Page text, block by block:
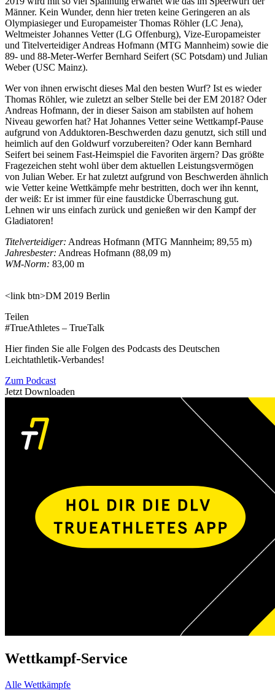
Männer. Kein Wunder, denn hier treten keine Geringeren an als
Olympiasieger und Europameister Thomas Röhler (LC Jena),
Weltmeister Johannes Vetter (LG Offenburg), Vize-Europameister
und Titelverteidiger Andreas Hofmann (MTG Mannheim) sowie die
89- und 88-Meter-Werfer Bernhard Seifert (SC Potsdam) und Julian
Weber (USC Mainz).
Wer von ihnen erwischt dieses Mal den besten Wurf? Ist es wieder
Thomas Röhler, wie zuletzt an selber Stelle bei der EM 2018? Oder
Andreas Hofmann, der in dieser Saison am stabilsten auf hohem
Niveau geworfen hat? Hat Johannes Vetter seine Wettkampf-Pause
aufgrund von Adduktoren-Beschwerden dazu genutzt, sich still und
heimlich auf den Goldwurf vorzubereiten? Oder kann Bernhard
Seifert bei seinem Fast-Heimspiel die Favoriten ärgern? Das größte
Fragezeichen steht wohl über dem aktuellen Leistungsvermögen
von Julian Weber. Er hat zuletzt aufgrund von Beschwerden ähnlich
wie Vetter keine Wettkämpfe mehr bestritten, doch wer ihn kennt,
der weiß: Er ist immer für eine faustdicke Überraschung gut.
Lehnen wir uns einfach zurück und genießen wir den Kampf der
Gladiatoren!
Titelverteidiger: Andreas Hofmann (MTG Mannheim; 89,55 m)
Jahresbester: Andreas Hofmann (88,09 m)
WM-Norm: 83,00 m
<link btn>DM 2019 Berlin
Teilen
#TrueAthletes – TrueTalk
Hier finden Sie alle Folgen des Podcasts des Deutschen
Leichtathletik-Verbandes!
Zum Podcast
Jetzt Downloaden
Wettkampf-Service
Alle Wettkämpfe